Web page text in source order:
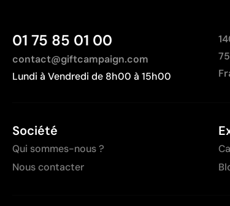
01 75 85 01 00
contact@giftcampaign.com
Lundi à Vendredi de 8h00 à 15h00
Société
Qui sommes-nous ?
Nous contacter